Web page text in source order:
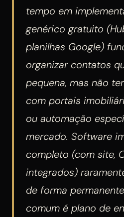
tempo em
genérico gratuito
planilhas Google)
organizar contatos
pequena, mas não
com portais
ou automação
mercado. Software
completo (com site,
integrados)
de forma
comum é plano de